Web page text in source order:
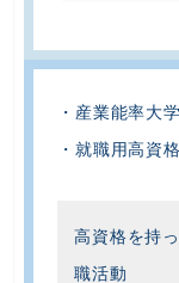
・産業能率大
・就職用高資
高資格を持
職活動